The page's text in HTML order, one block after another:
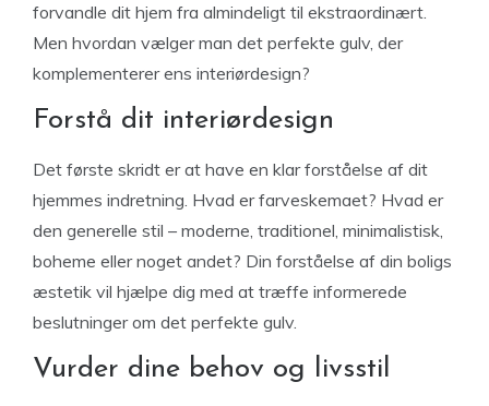
forvandle dit hjem fra almindeligt til ekstraordinært.
Men hvordan vælger man det perfekte gulv, der
komplementerer ens interiørdesign?
Forstå dit interiørdesign
Det første skridt er at have en klar forståelse af dit
hjemmes indretning. Hvad er farveskemaet? Hvad er
den generelle stil – moderne, traditionel, minimalistisk,
boheme eller noget andet? Din forståelse af din boligs
æstetik vil hjælpe dig med at træffe informerede
beslutninger om det perfekte gulv.
Vurder dine behov og livsstil